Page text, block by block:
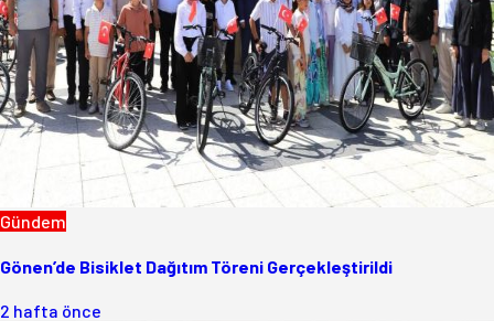
Gündem
Gönen’de Bisiklet Dağıtım Töreni Gerçekleştirildi
2 hafta önce